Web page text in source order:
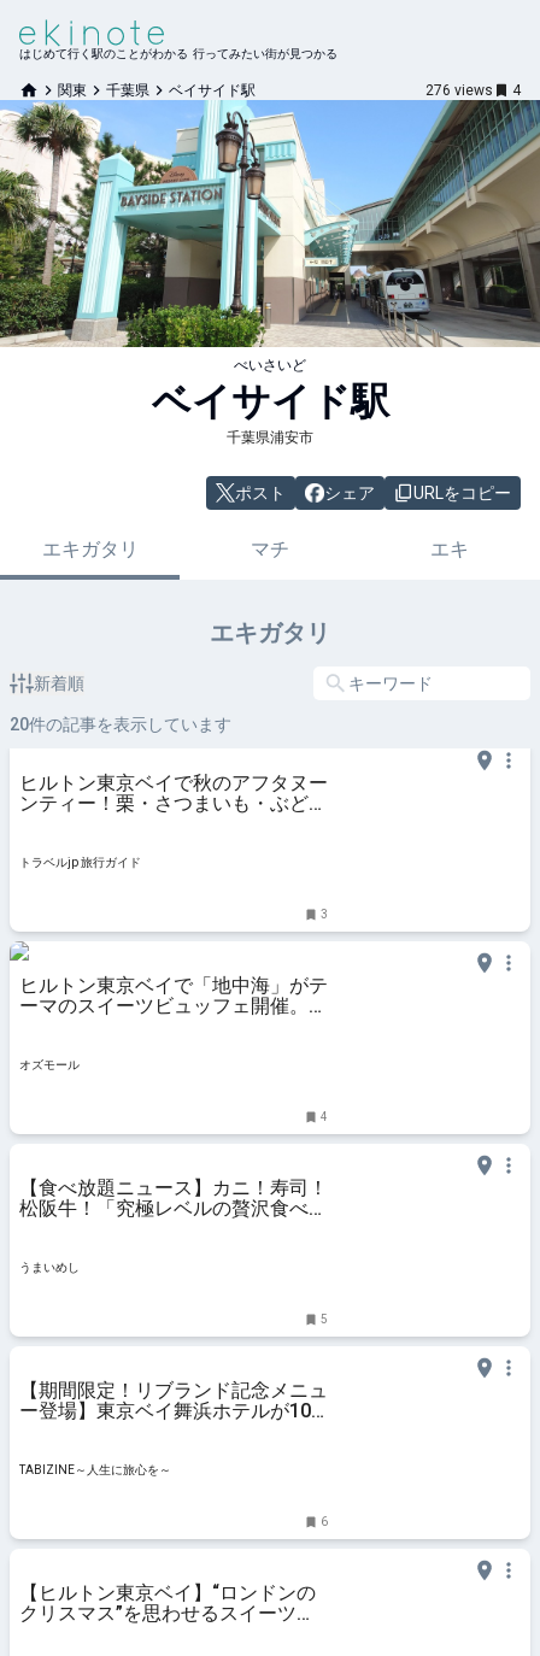
はじめて行く駅のことがわかる 行ってみたい街が見つかる
関東 千葉県 ベイサイド駅 276 views 4
べいさいど
ベイサイド駅
千葉県浦安市
ポスト シェア URLをコピー
エキガタリ マチ エキ
エキガタリ
新着順
20件の記事を表示しています
ヒルトン東京ベイで秋のアフタヌー
ンティー！栗・さつまいも・ぶどう
トラベルjp 旅行ガイド
3
ヒルトン東京ベイで「地中海」がテ
ーマのスイーツビュッフェ開催。で
オズモール
4
【食べ放題ニュース】カニ！寿司！
松阪牛！「究極レベルの贅沢食べ放
うまいめし
5
【期間限定！リブランド記念メニュ
ー登場】東京ベイ舞浜ホテルが10
を～
TABIZINE～人生に旅心を～
6
【ヒルトン東京ベイ】“ロンドンの
クリスマス”を思わせるスイーツビ